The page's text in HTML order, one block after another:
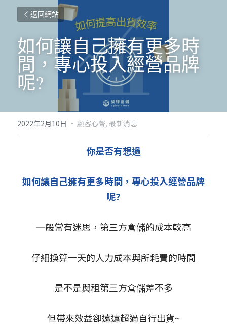
返回網站
如何讓自己擁有更多時
間，專心投入經營品牌
呢?
2022年2月10日 · 顧客心聲, 最新消息
你是否有想過
如何讓自己擁有更多時間，專心投入經營品牌
呢?
一般常有迷思，第三方倉儲的成本較高
仔細換算一天的人力成本與所耗費的時間
是不是與租第三方倉儲差不多
但帶來效益卻遠遠超過自行出貨~